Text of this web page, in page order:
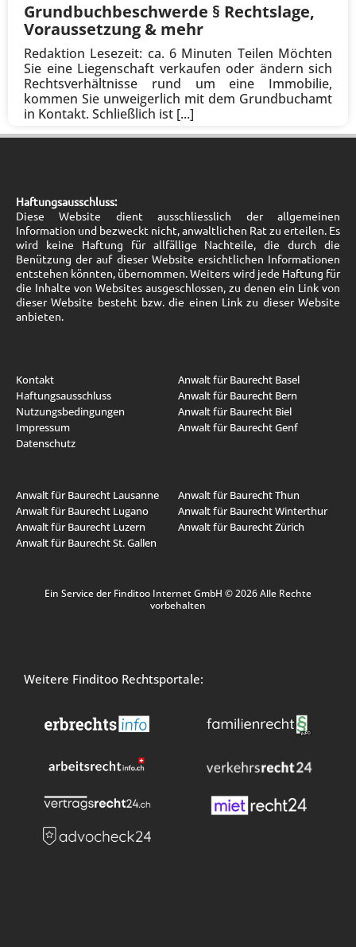
Grundbuchbeschwerde § Rechtslage,
Voraussetzung & mehr
Redaktion Lesezeit: ca. 6 Minuten Teilen Möchten
Sie eine Liegenschaft verkaufen oder ändern sich
Rechtsverhältnisse rund um eine Immobilie,
kommen Sie unweigerlich mit dem Grundbuchamt
in Kontakt. Schließlich ist [...]
Haftungsausschluss:
Diese Website dient ausschliesslich der allgemeinen
Information und bezweckt nicht, anwaltlichen Rat zu erteilen. Es
wird keine Haftung für allfällige Nachteile, die durch die
Benützung der auf dieser Website ersichtlichen Informationen
entstehen könnten, übernommen. Weiters wird jede Haftung für
die Inhalte von Websites ausgeschlossen, zu denen ein Link von
dieser Website besteht bzw. die einen Link zu dieser Website
anbieten.
Kontakt
Haftungsausschluss
Nutzungsbedingungen
Impressum
Datenschutz
Anwalt für Baurecht Basel
Anwalt für Baurecht Bern
Anwalt für Baurecht Biel
Anwalt für Baurecht Genf
Anwalt für Baurecht Lausanne
Anwalt für Baurecht Lugano
Anwalt für Baurecht Luzern
Anwalt für Baurecht St. Gallen
Anwalt für Baurecht Thun
Anwalt für Baurecht Winterthur
Anwalt für Baurecht Zürich
Ein Service der Finditoo Internet GmbH © 2026 Alle Rechte
vorbehalten
Weitere Finditoo Rechtsportale: